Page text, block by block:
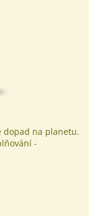
dopad na planetu.
-